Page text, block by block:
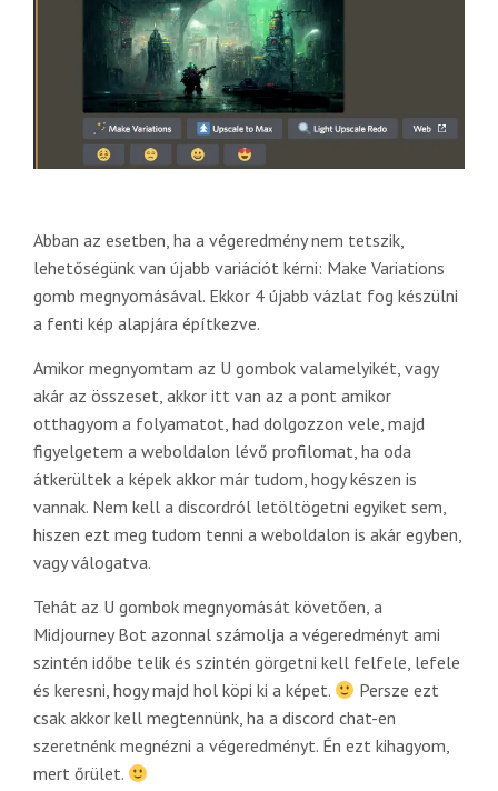
Abban az esetben, ha a végeredmény nem tetszik,
lehetőségünk van újabb variációt kérni: Make Variations
gomb megnyomásával. Ekkor 4 újabb vázlat fog készülni
a fenti kép alapjára építkezve.
Amikor megnyomtam az U gombok valamelyikét, vagy
akár az összeset, akkor itt van az a pont amikor
otthagyom a folyamatot, had dolgozzon vele, majd
figyelgetem a weboldalon lévő profilomat, ha oda
átkerültek a képek akkor már tudom, hogy készen is
vannak. Nem kell a discordról letöltögetni egyiket sem,
hiszen ezt meg tudom tenni a weboldalon is akár egyben,
vagy válogatva.
Tehát az U gombok megnyomását követően, a
Midjourney Bot azonnal számolja a végeredményt ami
szintén időbe telik és szintén görgetni kell felfele, lefele
és keresni, hogy majd hol köpi ki a képet.
Persze ezt
csak akkor kell megtennünk, ha a discord chat-en
szeretnénk megnézni a végeredményt. Én ezt kihagyom,
mert őrület.